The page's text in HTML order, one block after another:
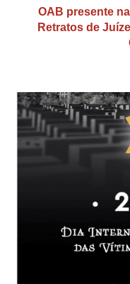
OAB presente
Retratos de